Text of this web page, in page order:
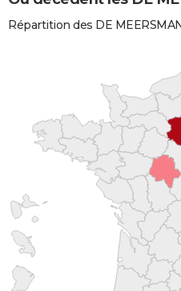
Répartition des DE